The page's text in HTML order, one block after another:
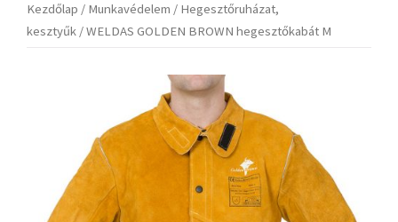
Kezdőlap / Munkavédelem / Hegesztőruházat,
kesztyűk / WELDAS GOLDEN BROWN hegesztőkabát M